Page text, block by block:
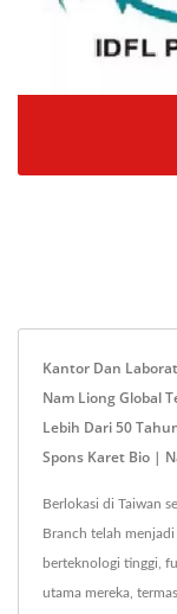
Kantor Dan
Nam Liong Global
Lebih Dari 50
Spons Karet Bio |
Berlokasi di Taiwan
Branch telah
berteknologi tinggi,
utama mereka,